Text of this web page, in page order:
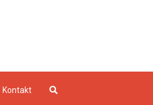
Kontakt